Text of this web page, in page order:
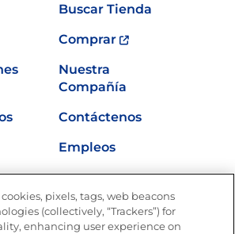
Buscar Tienda
Comprar
Nuestra
Compañía
Contáctenos
Empleos
pixels, tags, web beacons
(collectively, “Trackers”) for
enhancing user experience on